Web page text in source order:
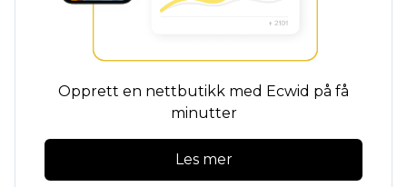
Opprett en nettbutikk med Ecwid på få
minutter
Les mer